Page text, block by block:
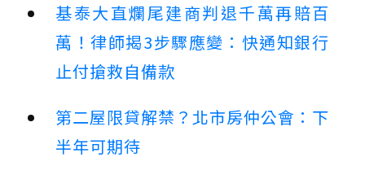
基泰大直爛尾建商判退千萬再賠百
萬！律師揭3步驟應變：快通知銀行
止付搶救自備款
第二屋限貸解禁？北市房仲公會：下
半年可期待